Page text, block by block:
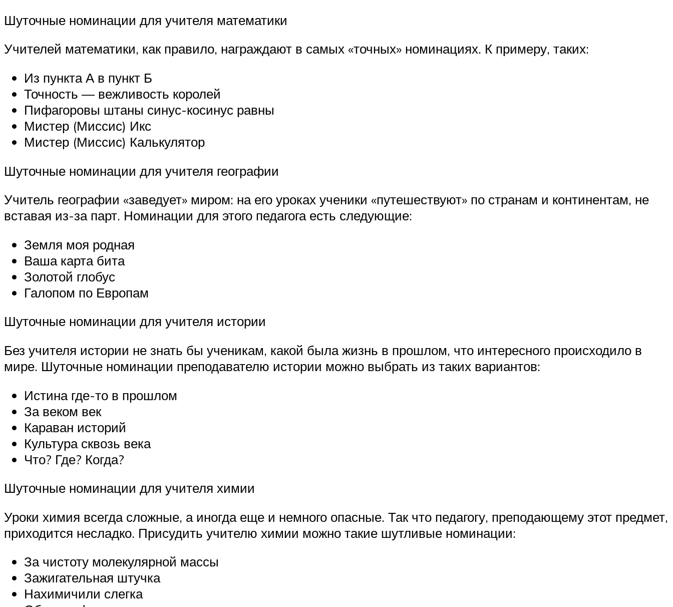
Шуточные номинации для учителя математики
Учителей математики, как правило, награждают в самых «точных» номинациях. К примеру, таких:
Из пункта А в пункт Б
Точность — вежливость королей
Пифагоровы штаны синус-косинус равны
Мистер (Миссис) Икс
Мистер (Миссис) Калькулятор
Шуточные номинации для учителя географии
Учитель географии «заведует» миром: на его уроках ученики «путешествуют» по странам и континентам, не
вставая из-за парт. Номинации для этого педагога есть следующие:
Земля моя родная
Ваша карта бита
Золотой глобус
Галопом по Европам
Шуточные номинации для учителя истории
Без учителя истории не знать бы ученикам, какой была жизнь в прошлом, что интересного происходило в
мире. Шуточные номинации преподавателю истории можно выбрать из таких вариантов:
Истина где-то в прошлом
За веком век
Караван историй
Культура сквозь века
Что? Где? Когда?
Шуточные номинации для учителя химии
Уроки химия всегда сложные, а иногда еще и немного опасные. Так что педагогу, преподающему этот предмет,
приходится несладко. Присудить учителю химии можно такие шутливые номинации:
За чистоту молекулярной массы
Зажигательная штучка
Нахимичили слегка